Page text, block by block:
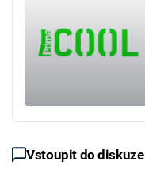
Vstoupit do diskuze